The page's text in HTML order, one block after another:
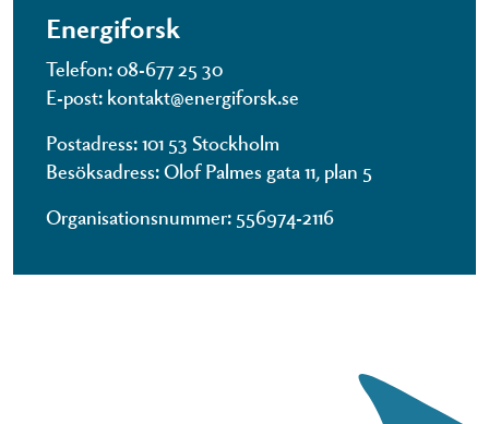
Energiforsk
Telefon: 08-677 ​25 30
E-post: kontakt@energiforsk.se
Postadress: 101 53 Stockholm
Besöksadress: Olof Palmes gata 11, plan 5
Organisationsnummer: 556974-2116